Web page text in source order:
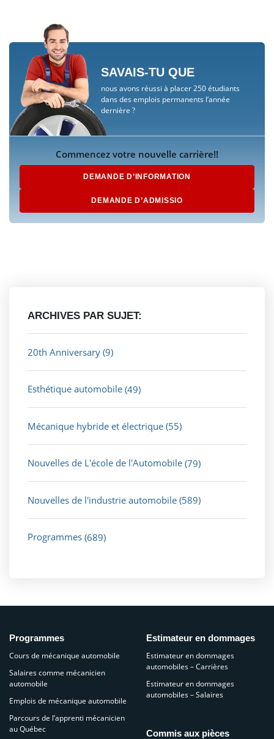
SAVAIS-TU QUE
nous avons réussi à placer 250 étudiants
dans des emplois permanents l’année
dernière ?
Commencez votre nouvelle carrière!!
DEMANDE D’INFORMATION
DEMANDE D’ADMISSIO
ARCHIVES PAR SUJET:
20th Anniversary (9)
Esthétique automobile (49)
Mécanique hybride et électrique (55)
Nouvelles de L'école de l'Automobile (79)
Nouvelles de l'industrie automobile (589)
Programmes (689)
Programmes
Cours de mécanique automobile
Salaires comme mécanicien
automobile
Emplois de mécanique automobile
Parcours de l’apprenti mécanicien
au Québec
Estimateur en dommages
Estimateur en dommages
automobiles – Carrières
Estimateur en dommages
automobiles – Salaires
Commis aux pièces